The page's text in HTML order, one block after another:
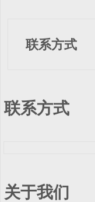
联系方式
联系方式
关于我们